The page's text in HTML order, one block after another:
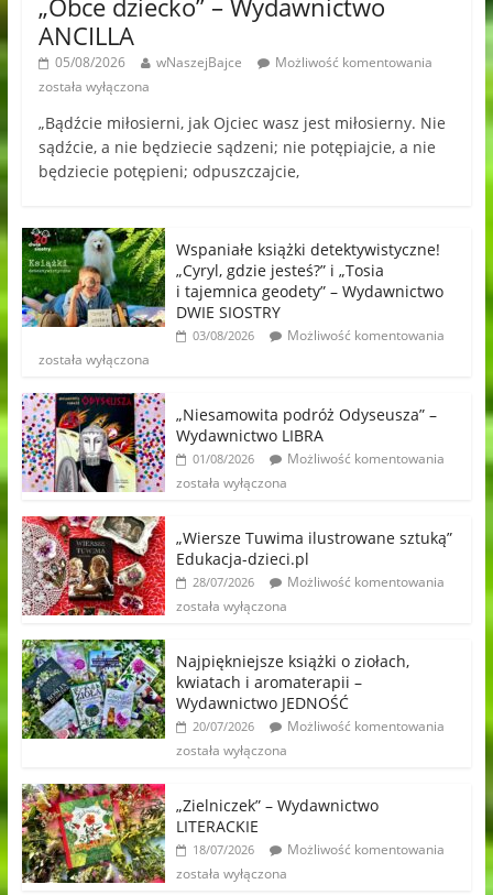
„Obce dziecko” – Wydawnictwo
ANCILLA
05/08/2026 wNaszejBajce
Możliwość komentowania
została wyłączona
„Bądźcie miłosierni, jak Ojciec wasz jest miłosierny. Nie
sądźcie, a nie będziecie sądzeni; nie potępiajcie, a nie
będziecie potępieni; odpuszczajcie,
Wspaniałe książki detektywistyczne!
„Cyryl, gdzie jesteś?” i „Tosia
i tajemnica geodety” – Wydawnictwo
DWIE SIOSTRY
03/08/2026
Możliwość komentowania
została wyłączona
„Niesamowita podróż Odyseusza” –
Wydawnictwo LIBRA
01/08/2026
Możliwość komentowania
została wyłączona
„Wiersze Tuwima ilustrowane sztuką”
Edukacja-dzieci.pl
28/07/2026
Możliwość komentowania
została wyłączona
Najpiękniejsze książki o ziołach,
kwiatach i aromaterapii –
Wydawnictwo JEDNOŚĆ
20/07/2026
Możliwość komentowania
została wyłączona
„Zielniczek” – Wydawnictwo
LITERACKIE
18/07/2026
Możliwość komentowania
została wyłączona